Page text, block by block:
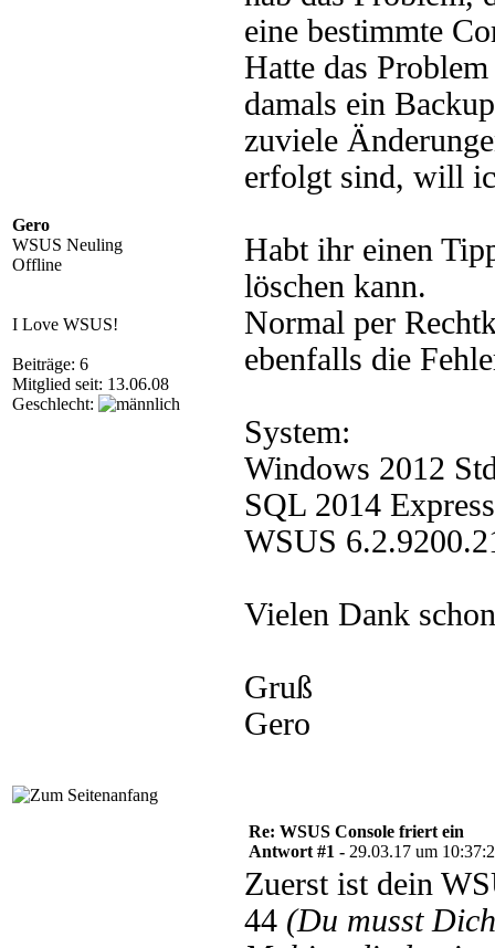
Gero
WSUS Neuling
Offline
I Love WSUS!
Beiträge: 6
Mitglied seit: 13.06.08
Geschlecht:
eine bestimmte
Hatte das
damals ein
zuviele
erfolgt sind, will
Habt ihr einen
löschen kann.
Normal per
ebenfalls die
System:
Windows 2012
SQL 2014 Express
WSUS
Vielen Dank
Gruß
Gero
Re: WSUS Console friert ein
Antwort #1 - 29.03.17 um
Zuerst ist dein
44 (Du musst